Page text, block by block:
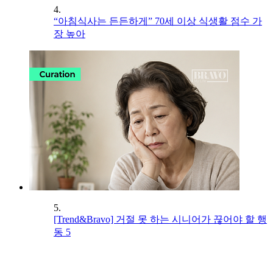
4.
“아침식사는 든든하게” 70세 이상 식생활 점수 가
장 높아
5.
[Trend&Bravo] 거절 못 하는 시니어가 끊어야 할 행
동 5